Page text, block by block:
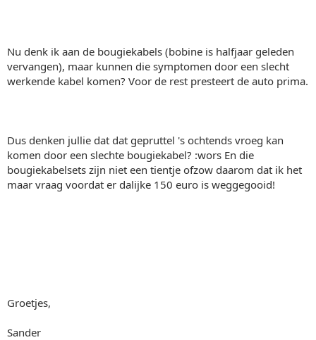
Nu denk ik aan de bougiekabels (bobine is halfjaar geleden
vervangen), maar kunnen die symptomen door een slecht
werkende kabel komen? Voor de rest presteert de auto prima.
Dus denken jullie dat dat gepruttel 's ochtends vroeg kan
komen door een slechte bougiekabel? :wors En die
bougiekabelsets zijn niet een tientje ofzow daarom dat ik het
maar vraag voordat er dalijke 150 euro is weggegooid!
Groetjes,
Sander